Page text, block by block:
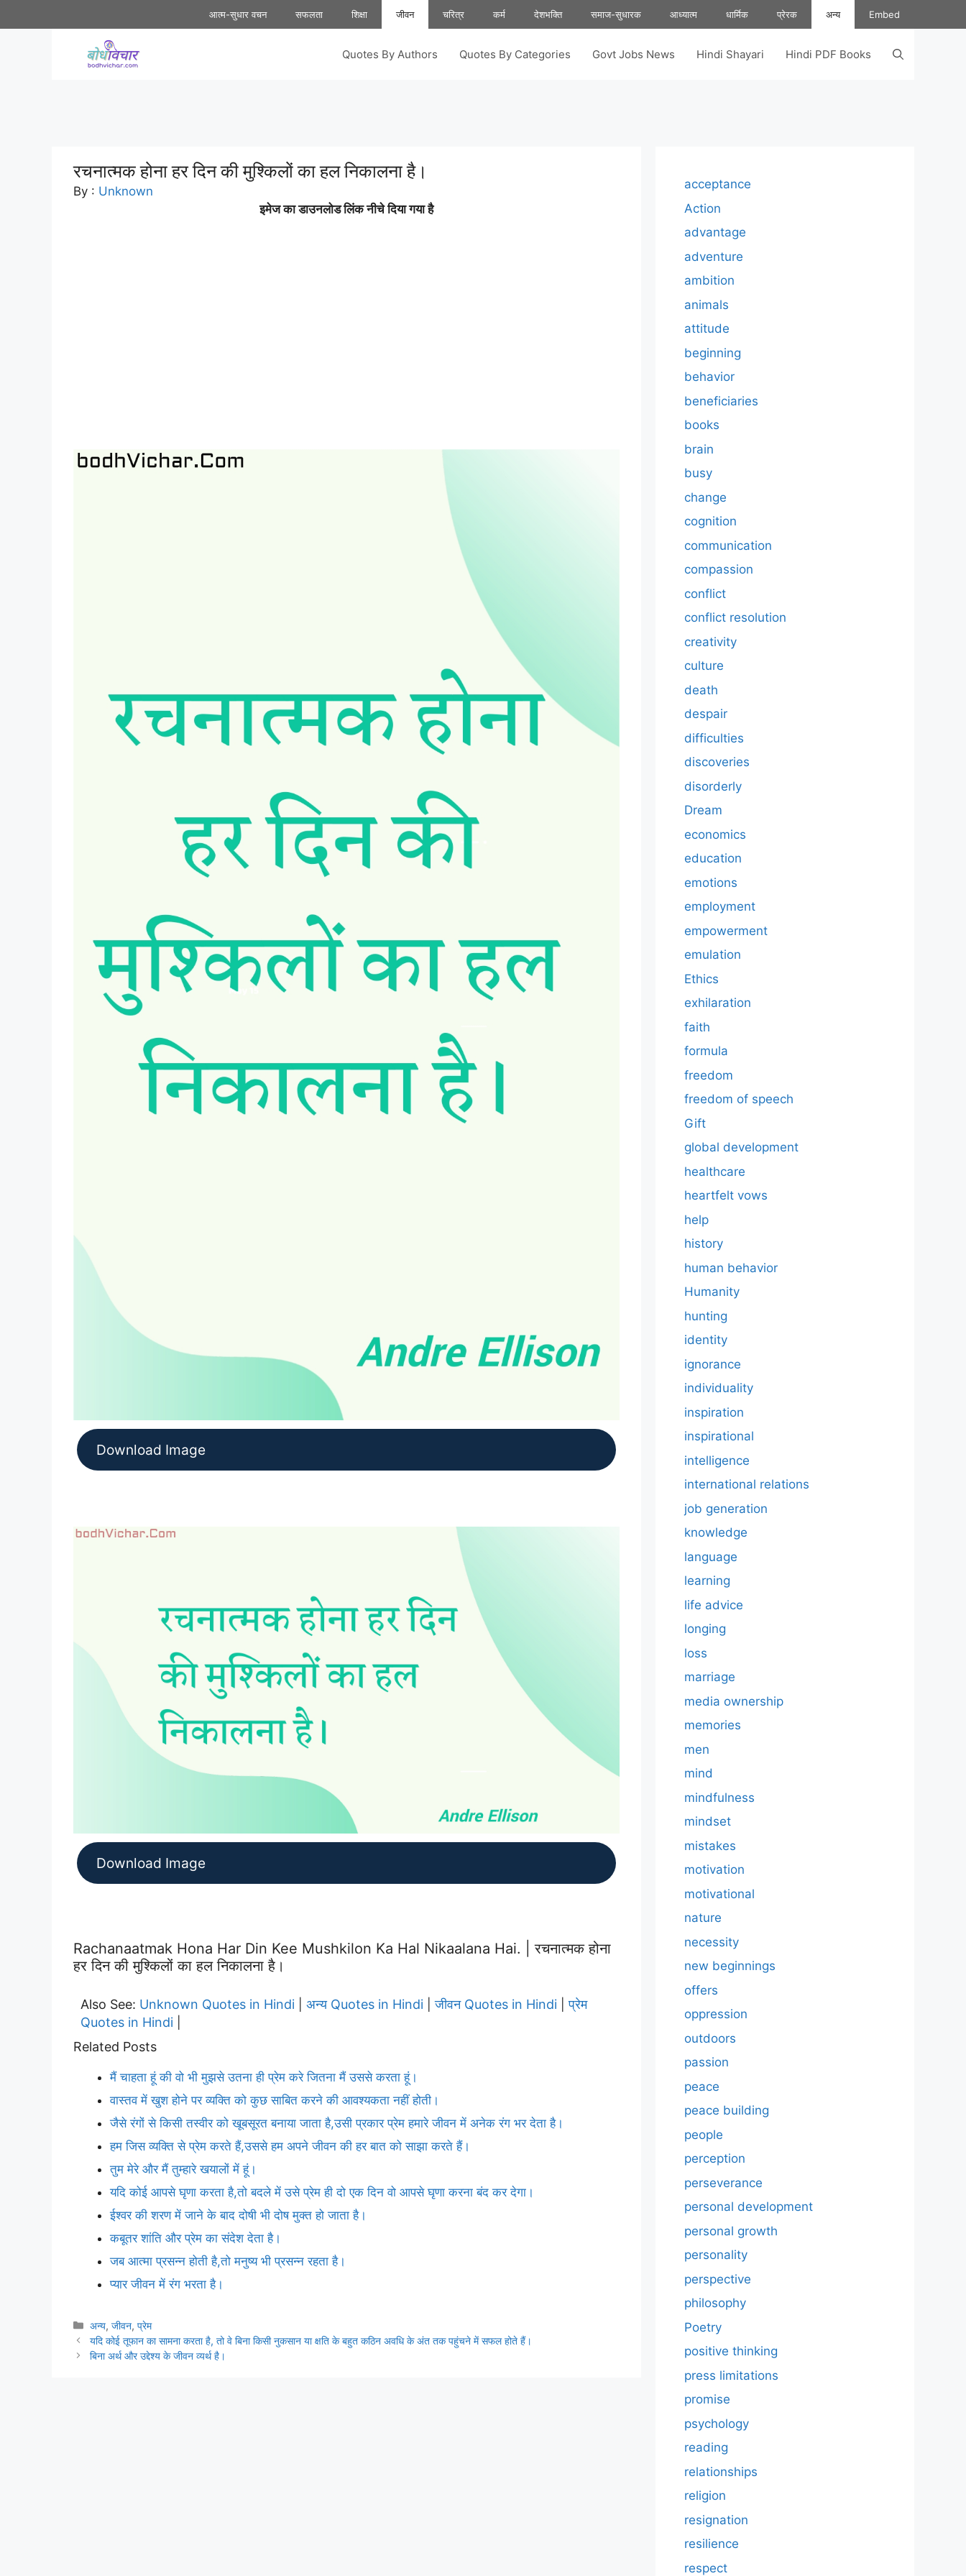
to
आत्म-सुधार वचन सफलता शिक्षा जीवन चरित्र कर्म देशभक्ति समाज-सुधारक आध्यात्म धार्मिक प्रेरक अन्य Embed
Quotes By Authors Quotes By Categories Govt Jobs News Hindi Shayari Hindi PDF Books
रचनात्मक होना हर दिन की मुश्किलों का हल निकालना है।
By : Unknown
इमेज का डाउनलोड लिंक नीचे दिया गया है
Download Image
Download Image
Rachanaatmak Hona Har Din Kee Mushkilon Ka Hal Nikaalana Hai. | रचनात्मक होना
हर दिन की मुश्किलों का हल निकालना है।
Also See: Unknown Quotes in Hindi अन्य Quotes in Hindi |जीवन Quotes in Hindi |प्रेम
Quotes in Hindi
Related Posts
मैं चाहता हूं की वो भी मुझसे उतना ही प्रेम करे जितना मैं उससे करता हूं।
वास्तव में खुश होने पर व्यक्ति को कुछ साबित करने की आवश्यकता नहीं होती।
जैसे रंगों से किसी तस्वीर को खूबसूरत बनाया जाता है,उसी प्रकार प्रेम हमारे जीवन में अनेक रंग भर देता है।
हम जिस व्यक्ति से प्रेम करते हैं,उससे हम अपने जीवन की हर बात को साझा करते हैं।
तुम मेरे और मैं तुम्हारे खयालों में हूं।
यदि कोई आपसे घृणा करता है,तो बदले में उसे प्रेम ही दो एक दिन वो आपसे घृणा करना बंद कर देगा।
ईश्वर की शरण में जाने के बाद दोषी भी दोष मुक्त हो जाता है।
कबूतर शांति और प्रेम का संदेश देता है।
जब आत्मा प्रसन्न होती है,तो मनुष्य भी प्रसन्न रहता है।
प्यार जीवन में रंग भरता है।
Categories
अन्य,जीवन,प्रेम
यदि कोई तूफान का सामना करता है, तो वे बिना किसी नुकसान या क्षति के बहुत कठिन अवधि के अंत तक पहुंचने में सफल होते हैं।
बिना अर्थ और उद्देश्य के जीवन व्यर्थ है।
acceptance
Action
advantage
adventure
ambition
animals
attitude
beginning
behavior
beneficiaries
books
brain
busy
change
cognition
communication
compassion
conflict
conflict resolution
creativity
culture
death
despair
difficulties
discoveries
disorderly
Dream
economics
education
emotions
employment
empowerment
emulation
Ethics
exhilaration
faith
formula
freedom
freedom of speech
Gift
global development
healthcare
heartfelt vows
help
history
human behavior
Humanity
hunting
identity
ignorance
individuality
inspiration
inspirational
intelligence
international relations
job generation
knowledge
language
learning
life advice
longing
loss
marriage
media ownership
memories
men
mind
mindfulness
mindset
mistakes
motivation
motivational
nature
necessity
new beginnings
offers
oppression
outdoors
passion
peace
peace building
people
perception
perseverance
personal development
personal growth
personality
perspective
philosophy
Poetry
positive thinking
press limitations
promise
psychology
reading
relationships
religion
resignation
resilience
respect